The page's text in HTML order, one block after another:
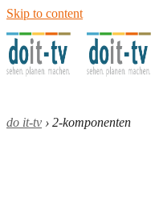
Skip to content
do it-tv › 2-komponenten